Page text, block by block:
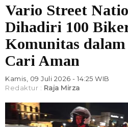
Vario Street
Dihadiri 100
Komunitas dalam
Cari Aman
Kamis, 09 Juli 2026 - 14:25 WIB
Redaktur : Raja Mirza